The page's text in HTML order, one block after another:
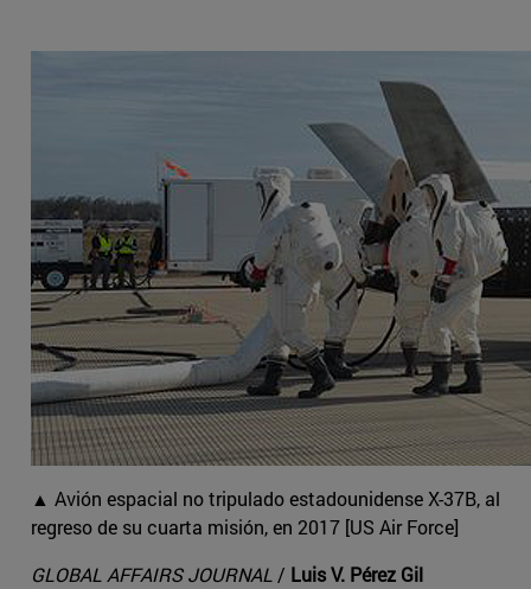
▲ Avión espacial no tripulado estadounidense X-37B, al
regreso de su cuarta misión, en 2017 [US Air Force]
GLOBAL AFFAIRS JOURNAL / Luis V. Pérez Gil